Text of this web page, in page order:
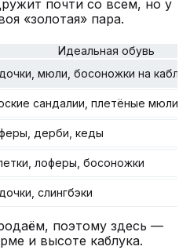
почти со всем, но у
«золотая» пара.
Идеальная обувь
мюли, босоножки на
сандалии, плетёные мюли,
дерби, кеды
лоферы, босоножки
слингбэки
поэтому здесь —
и высоте каблука.